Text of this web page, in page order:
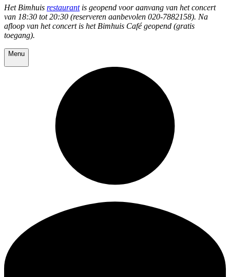
Het Bimhuis restaurantis geopend voor aanvang van het concert
van 18:30 tot 20:30 (reserveren aanbevolen 020-7882158). Na
afloop van het concert is het Bimhuis Café geopend (gratis
toegang).
Menu